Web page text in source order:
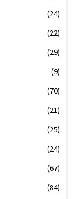
(24)
(22)
(29)
(9)
(70)
(21)
(25)
(24)
(67)
(84)